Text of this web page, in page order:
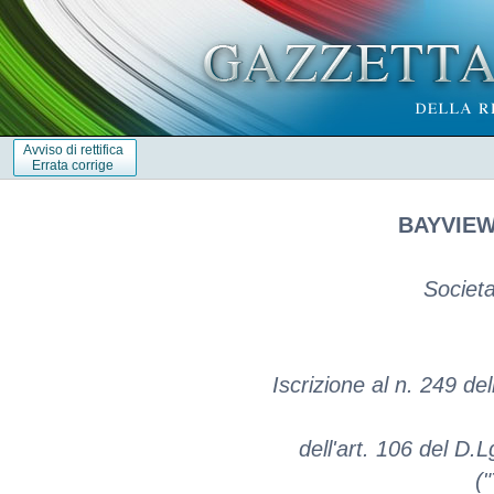
Avviso di rettifica
Errata corrige
Iscrizione al n. 249
dell'art. 106 del